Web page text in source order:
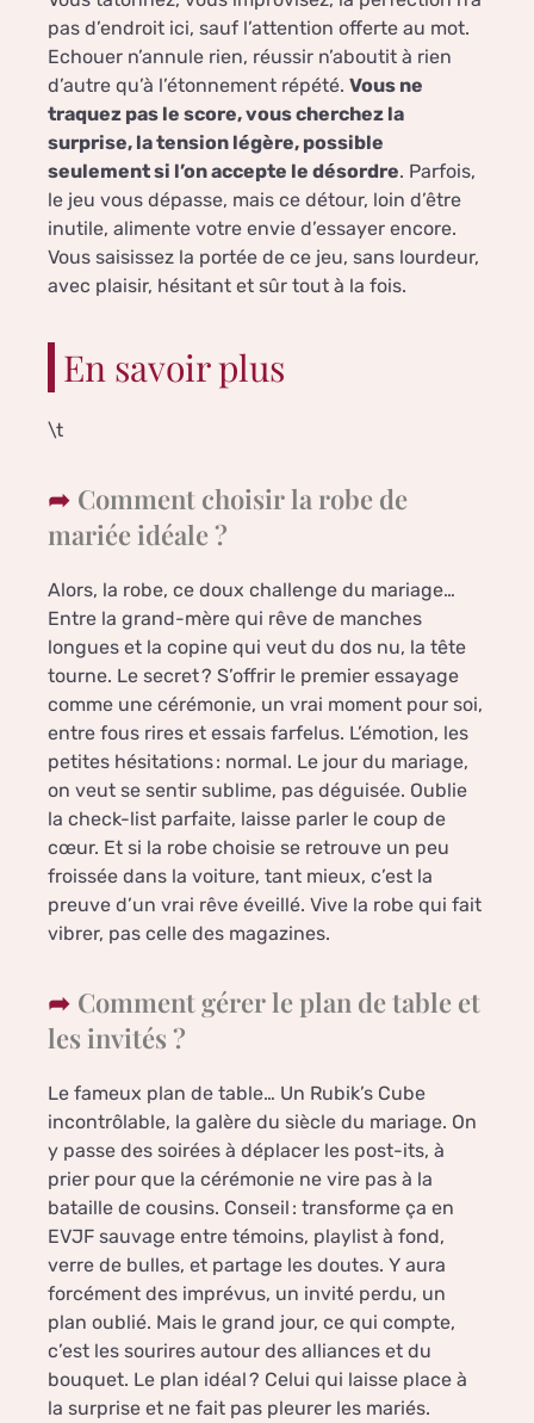
pas d’endroit ici, sauf l’attention offerte au mot.
Echouer n’annule rien, réussir n’aboutit à rien
d’autre qu’à l’étonnement répété. Vous ne
traquez pas le score, vous cherchez la
surprise, la tension légère, possible
seulement si l’on accepte le désordre. Parfois,
le jeu vous dépasse, mais ce détour, loin d’être
inutile, alimente votre envie d’essayer encore.
Vous saisissez la portée de ce jeu, sans lourdeur,
avec plaisir, hésitant et sûr tout à la fois.
En savoir plus
\t
Comment choisir la robe de
mariée idéale ?
Alors, la robe, ce doux challenge du mariage…
Entre la grand-mère qui rêve de manches
longues et la copine qui veut du dos nu, la tête
tourne. Le secret ? S’offrir le premier essayage
comme une cérémonie, un vrai moment pour soi,
entre fous rires et essais farfelus. L’émotion, les
petites hésitations : normal. Le jour du mariage,
on veut se sentir sublime, pas déguisée. Oublie
la check-list parfaite, laisse parler le coup de
cœur. Et si la robe choisie se retrouve un peu
froissée dans la voiture, tant mieux, c’est la
preuve d’un vrai rêve éveillé. Vive la robe qui fait
vibrer, pas celle des magazines.
Comment gérer le plan de table et
les invités ?
Le fameux plan de table… Un Rubik’s Cube
incontrôlable, la galère du siècle du mariage. On
y passe des soirées à déplacer les post-its, à
prier pour que la cérémonie ne vire pas à la
bataille de cousins. Conseil : transforme ça en
EVJF sauvage entre témoins, playlist à fond,
verre de bulles, et partage les doutes. Y aura
forcément des imprévus, un invité perdu, un
plan oublié. Mais le grand jour, ce qui compte,
c’est les sourires autour des alliances et du
bouquet. Le plan idéal ? Celui qui laisse place à
la surprise et ne fait pas pleurer les mariés.